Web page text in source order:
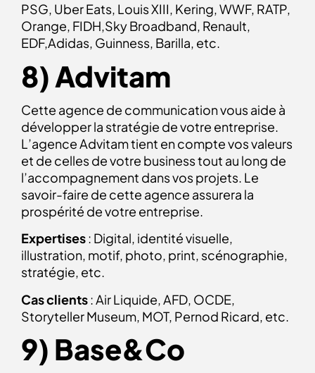
PSG, Uber Eats, Louis XIII, Kering, WWF, RATP,
Orange, FIDH,Sky Broadband, Renault,
EDF,Adidas, Guinness, Barilla, etc.
8) Advitam
Cette agence de communication vous aide à
développer la stratégie de votre entreprise.
L’agence Advitam tient en compte vos valeurs
et de celles de votre business tout au long de
l’accompagnement dans vos projets. Le
savoir-faire de cette agence assurera la
prospérité de votre entreprise.
Expertises: Digital, identité visuelle,
illustration, motif, photo, print, scénographie,
stratégie, etc.
Cas clients: Air Liquide, AFD, OCDE,
Storyteller Museum, MOT, Pernod Ricard, etc.
9) Base&Co